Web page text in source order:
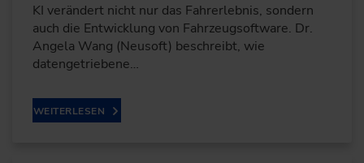
KI verändert nicht nur das Fahrerlebnis, sondern
auch die Entwicklung von Fahrzeugsoftware. Dr.
Angela Wang (Neusoft) beschreibt, wie
datengetriebene…
WEITERLESEN